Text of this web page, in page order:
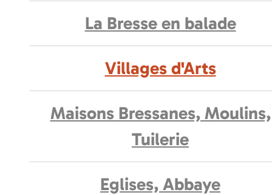
La Bresse en balade
Villages d'Arts
Maisons Bressanes, Moulins,
Tuilerie
Eglises, Abbaye